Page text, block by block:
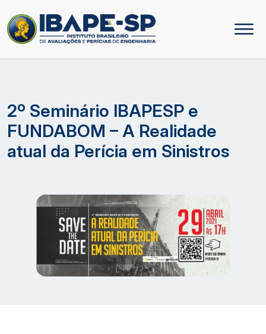
2º Seminário IBAPESP e
FUNDABOM – A Realidade
atual da Perícia em Sinistros